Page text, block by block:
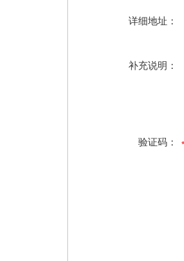
详细地址：
补充说明：
验证码：